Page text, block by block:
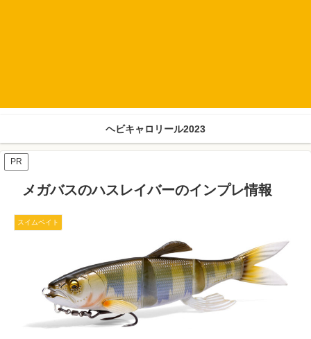
ヘビキャロリール2023
PR
メガバスのハスレイバーのインプレ情報
スイムベイト